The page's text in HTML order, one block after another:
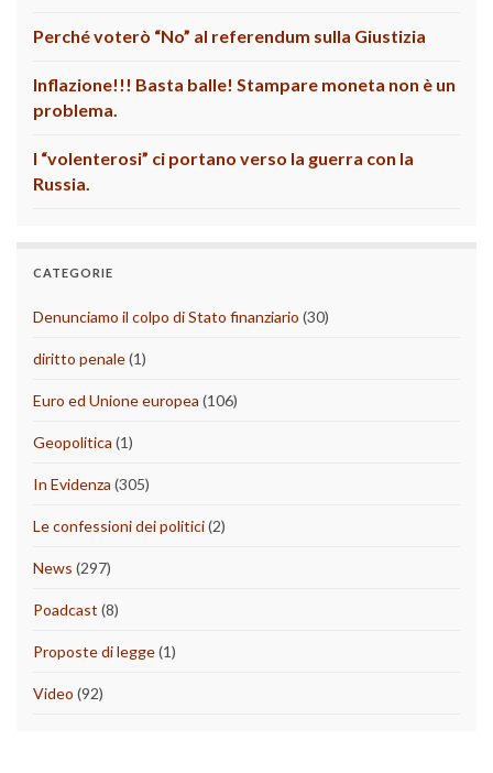
Perché voterò “No” al referendum sulla Giustizia
Inflazione!!! Basta balle! Stampare moneta non è un
problema.
I “volenterosi” ci portano verso la guerra con la
Russia.
CATEGORIE
Denunciamo il colpo di Stato finanziario (30)
diritto penale(1)
Euro ed Unione europea (106)
Geopolitica (1)
In Evidenza (305)
Le confessioni dei politici(2)
News (297)
Poadcast (8)
Proposte di legge(1)
Video (92)